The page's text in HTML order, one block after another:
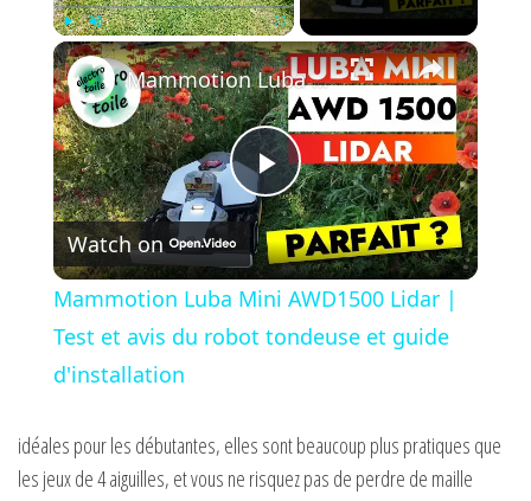
Play Unmute Fullscreen ×
P
l
a
V
Mammotion Luba Mini AWD1500 Lidar | Test et avis du robot tondeuse et guide d'installation
Watch on
Mammotion Luba Mini AWD1500 Lidar |
Test et avis du robot tondeuse et guide
d'installation
idéales pour les débutantes, elles sont beaucoup plus pratiques que
les jeux de 4 aiguilles, et vous ne risquez pas de perdre de maille